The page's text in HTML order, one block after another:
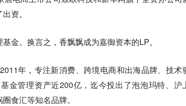
资。
金。换言之，香飘飘成为嘉御资本的LP。
年，专注新消费、跨境电商和出海品牌、技术
金管理资产近200亿，迄今投出了泡泡玛特、沪
食汇等知名品牌。